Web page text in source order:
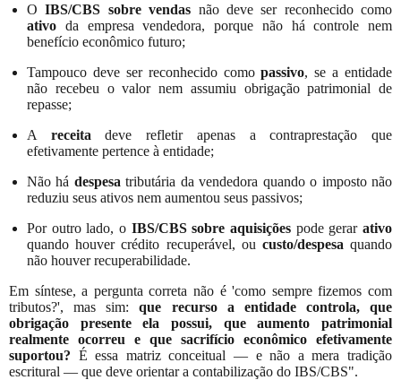
OIBS/CBS sobre vendas não deve ser reconhecido como
ativo da empresa vendedora, porque não há controle nem
benefício econômico futuro;
Tampouco deve ser reconhecido comopassivo, se a entidade
não recebeu o valor nem assumiu obrigação patrimonial de
repasse;
A receita deve refletir apenas a contraprestação que
efetivamente pertence à entidade;
Não há despesa tributária da vendedora quando o imposto não
reduziu seus ativos nem aumentou seus passivos;
Por outro lado, o IBS/CBS sobre aquisições pode gerarativo
quando houver crédito recuperável, ou custo/despesa quando
não houver recuperabilidade.
Em síntese, a pergunta correta não é 'como sempre fizemos com
tributos?', mas sim:que recurso a entidade controla, que
obrigação presente ela possui, que aumento patrimonial
realmente ocorreu e que sacrifício econômico efetivamente
suportou? É essa matriz conceitual — e não a mera tradição
escritural — que deve orientar a contabilização do IBS/CBS".